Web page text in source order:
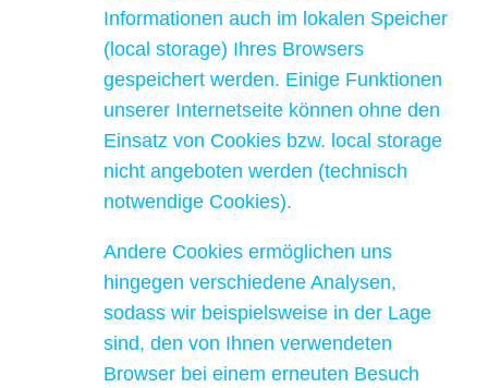
Informationen auch im lokalen Speicher
(local storage) Ihres Browsers
gespeichert werden. Einige Funktionen
unserer Internetseite können ohne den
Einsatz von Cookies bzw. local storage
nicht angeboten werden (technisch
notwendige Cookies).
Andere Cookies ermöglichen uns
hingegen verschiedene Analysen,
sodass wir beispielsweise in der Lage
sind, den von Ihnen verwendeten
Browser bei einem erneuten Besuch